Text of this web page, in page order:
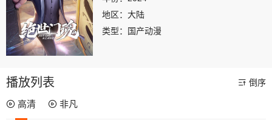
地区： 大陆
类型：
国产动漫
播放列表 倒序
高清 非凡